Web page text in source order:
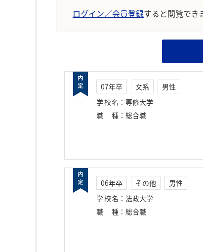
ログイン／会員登録すると閲覧でき
07年卒 文系
男性
学校名 ： 専修大学
職種 ： 総合職
06年卒 その他
男性
学校名 ： 法政大学
職種 ： 総合職